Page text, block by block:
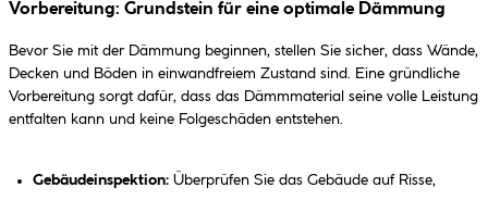
Vorbereitung: Grundstein für eine optimale Dämmung
Bevor Sie mit der Dämmung beginnen, stellen Sie sicher, dass Wände,
Decken und Böden in einwandfreiem Zustand sind. Eine gründliche
Vorbereitung sorgt dafür, dass das Dämmmaterial seine volle Leistung
entfalten kann und keine Folgeschäden entstehen.
Gebäudeinspektion: Überprüfen Sie das Gebäude auf Risse,